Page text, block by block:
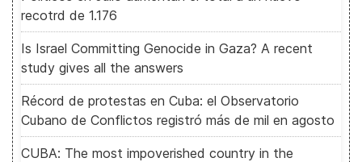
recotrd de 1.176
Is Israel Committing Genocide in Gaza? A recent
study gives all the answers
Récord de protestas en Cuba: el Observatorio
Cubano de Conflictos registró más de mil en agosto
CUBA: The most impoverished country in the